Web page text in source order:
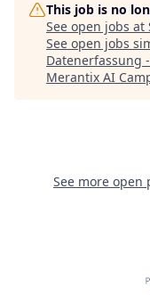
This job is no
See open jobs at
See open jobs
Datenerfassung
Merantix AI
See more open